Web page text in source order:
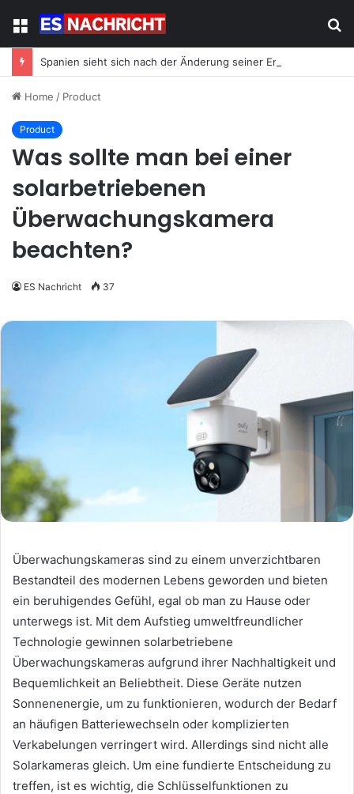
Menu
Home / Product
Product
Was sollte man bei einer
solarbetriebenen
Überwachungskamera
beachten?
ES Nachricht 37
Überwachungskameras sind zu einem unverzichtbaren
Bestandteil des modernen Lebens geworden und bieten
ein beruhigendes Gefühl, egal ob man zu Hause oder
unterwegs ist. Mit dem Aufstieg umweltfreundlicher
Technologie gewinnen solarbetriebene
Überwachungskameras aufgrund ihrer Nachhaltigkeit und
Bequemlichkeit an Beliebtheit. Diese Geräte nutzen
Sonnenenergie, um zu funktionieren, wodurch der Bedarf
an häufigen Batteriewechseln oder komplizierten
Verkabelungen verringert wird. Allerdings sind nicht alle
Solarkameras gleich. Um eine fundierte Entscheidung zu
treffen, ist es wichtig, die Schlüsselfunktionen zu